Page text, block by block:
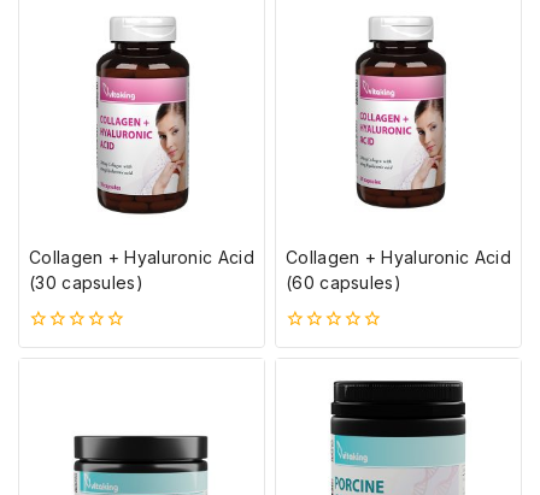
Collagen + Hyaluronic Acid
(30 capsules)
0
5-
Collagen + Hyaluronic Acid
(60 capsules)
0
5-